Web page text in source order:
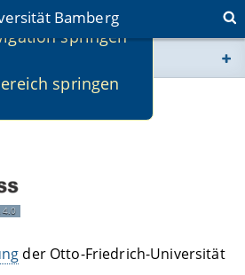
springen
springen
Bamberg
bamberg.de
bamberg.de
4.0
der Otto-Friedrich-Universität